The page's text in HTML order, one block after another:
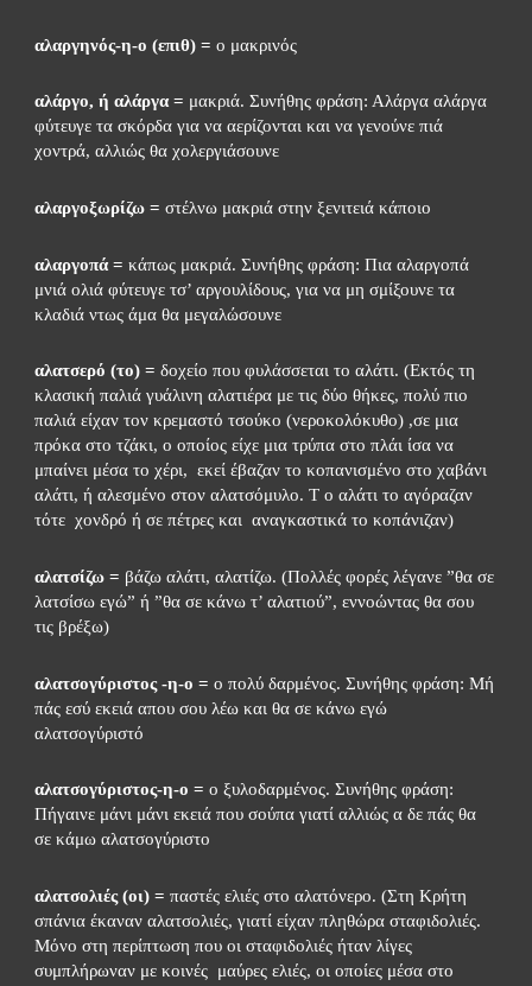
αλαργηνός-η-ο (επιθ) = ο μακρινός
αλάργο, ή αλάργα = μακριά. Συνήθης φράση: Αλάργα αλάργα
φύτευγε τα σκόρδα για να αερίζονται και να γενούνε πιά
χοντρά, αλλιώς θα χολεργιάσουνε
αλαργοξωρίζω = στέλνω μακριά στην ξενιτειά κάποιο
αλαργοπά = κάπως μακριά. Συνήθης φράση: Πια αλαργοπά
μνιά ολιά φύτευγε τσ’ αργουλίδους, για να μη σμίξουνε τα
κλαδιά ντως άμα θα μεγαλώσουνε
αλατσερό (το) = δοχείο που φυλάσσεται το αλάτι. (Εκτός τη
κλασική παλιά γυάλινη αλατιέρα με τις δύο θήκες, πολύ πιο
παλιά είχαν τον κρεμαστό τσούκο (νεροκολόκυθο) ,σε μια
πρόκα στο τζάκι, ο οποίος είχε μια τρύπα στο πλάι ίσα να
μπαίνει μέσα το χέρι,  εκεί έβαζαν το κοπανισμένο στο χαβάνι
αλάτι, ή αλεσμένο στον αλατσόμυλο. Τ ο αλάτι το αγόραζαν
τότε  χονδρό ή σε πέτρες και  αναγκαστικά το κοπάνιζαν)
αλατσίζω = βάζω αλάτι, αλατίζω. (Πολλές φορές λέγανε ”θα σε
λατσίσω εγώ” ή ”θα σε κάνω τ’ αλατιού”, εννοώντας θα σου
τις βρέξω)
αλατσογύριστος -η-ο = ο πολύ δαρμένος. Συνήθης φράση: Μή
πάς εσύ εκειά απου σου λέω και θα σε κάνω εγώ
αλατσογύριστό
αλατσογύριστος-η-ο = ο ξυλοδαρμένος. Συνήθης φράση:
Πήγαινε μάνι μάνι εκειά που σούπα γιατί αλλιώς α δε πάς θα
σε κάμω αλατσογύριστο
αλατσολιές (οι) = παστές ελιές στο αλατόνερο. (Στη Κρήτη
σπάνια έκαναν αλατσολιές, γιατί είχαν πληθώρα σταφιδολιές.
Μόνο στη περίπτωση που οι σταφιδολιές ήταν λίγες
συμπλήρωναν με κοινές  μαύρες ελιές, οι οποίες μέσα στο